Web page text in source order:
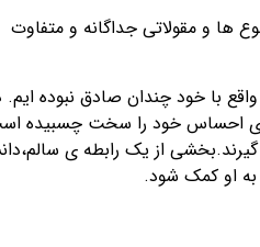
و مقولاتی جداگانه و متفاوت
با خود چندان صادق نبوده ایم.
احساس خود را سخت چسبیده
گیرند.بخشی از یک رابطه ی
او کمک شود.